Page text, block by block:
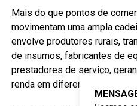
Mais do que pontos de
movimentam uma ampla
envolve produtores rurais,
de insumos, fabricantes de
prestadores de serviço,
renda em diferentes regiões